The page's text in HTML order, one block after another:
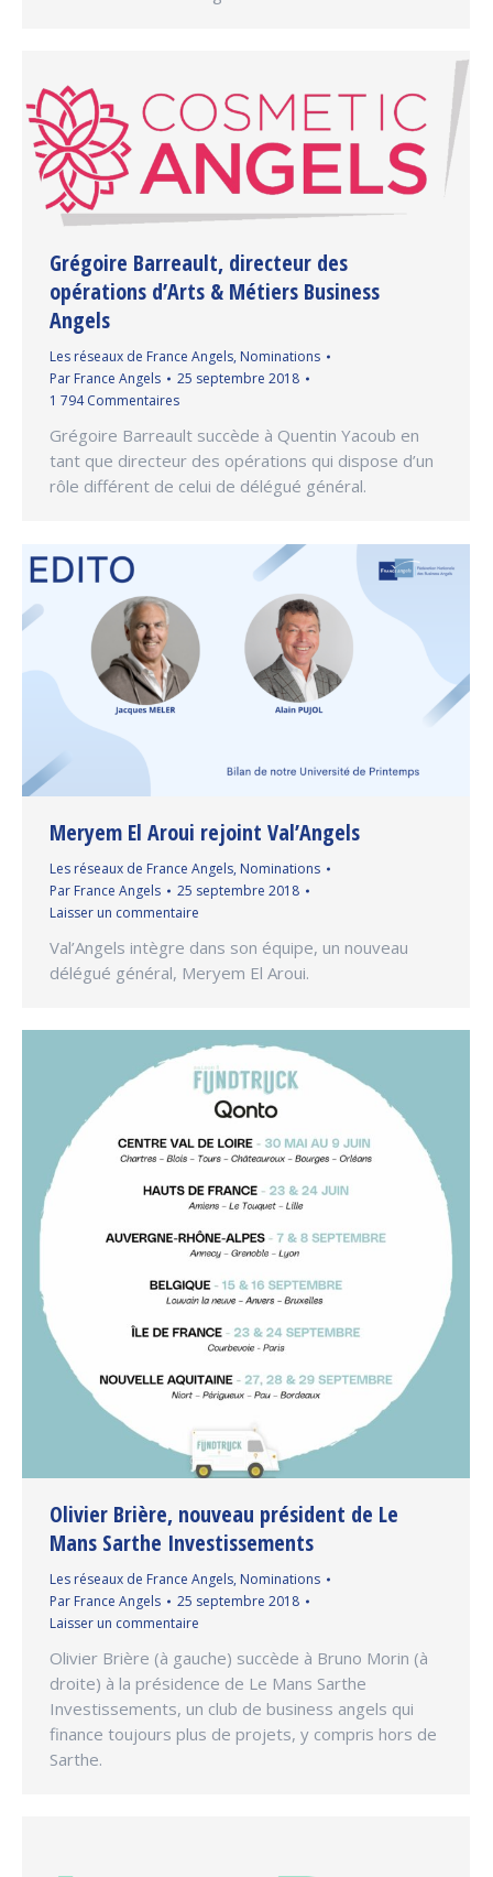
Grégoire Barreault, directeur des
opérations d’Arts & Métiers Business
Angels
Les réseaux de France Angels, Nominations
Par France Angels
25 septembre 2018
1 794 Commentaires
Grégoire Barreault succède à Quentin Yacoub en
tant que directeur des opérations qui dispose d’un
rôle différent de celui de délégué général.
Meryem El Aroui rejoint Val’Angels
Les réseaux de France Angels, Nominations
Par France Angels
25 septembre 2018
Laisser un commentaire
Val’Angels intègre dans son équipe, un nouveau
délégué général, Meryem El Aroui.
Olivier Brière, nouveau président de Le
Mans Sarthe Investissements
Les réseaux de France Angels, Nominations
Par France Angels
25 septembre 2018
Laisser un commentaire
Olivier Brière (à gauche) succède à Bruno Morin (à
droite) à la présidence de Le Mans Sarthe
Investissements, un club de business angels qui
finance toujours plus de projets, y compris hors de
Sarthe.